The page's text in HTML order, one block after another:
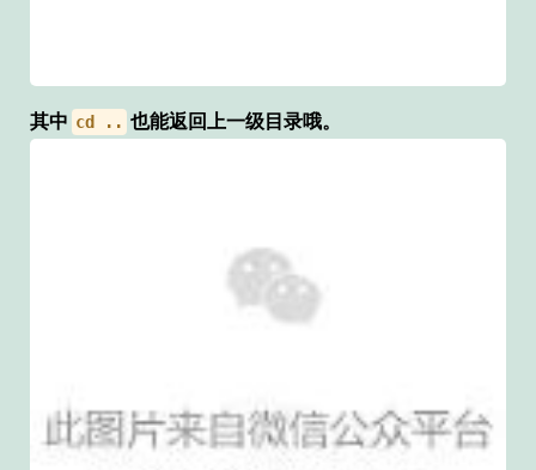
其中 cd .. 也能返回上一级目录哦。